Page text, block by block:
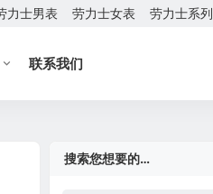
力士男表 劳力士女表 劳力士系列
联系我们
搜索您想要的…